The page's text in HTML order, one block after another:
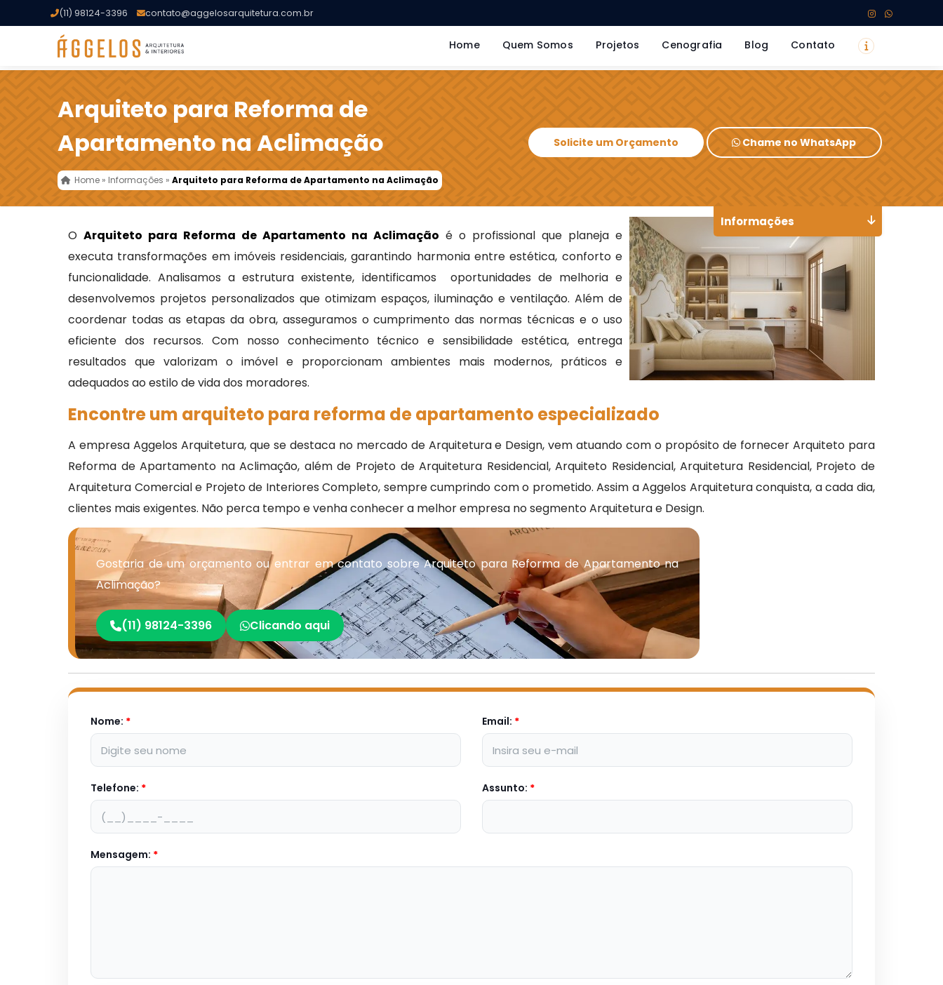
(11) 98124-3396 contato@aggelosarquitetura.com.br
Home Quem Somos Projetos Cenografia Blog Contato
Arquiteto para Reforma de
Apartamento na Aclimação
Home » Informações »Arquiteto para Reforma de Apartamento na Aclimação
Solicite um Orçamento Chame no WhatsApp
OArquiteto para Reforma de Apartamento na Aclimação é o profissional que planeja e
executa transformações em imóveis residenciais, garantindo harmonia entre estética, conforto e
funcionalidade. Analisamos a estrutura existente, identificamos oportunidades de melhoria e
desenvolvemos projetos personalizados que otimizam espaços, iluminação e ventilação. Além de
coordenar todas as etapas da obra, asseguramos o cumprimento das normas técnicas e o uso
eficiente dos recursos. Com nosso conhecimento técnico e sensibilidade estética, entrega
resultados que valorizam o imóvel e proporcionam ambientes mais modernos, práticos e
adequados ao estilo de vida dos moradores.
Encontre um arquiteto para reforma de apartamento especializado
A empresa Aggelos Arquitetura, que se destaca no mercado de Arquitetura e Design, vem atuando com o propósito de fornecer Arquiteto para
Reforma de Apartamento na Aclimação, além de Projeto de Arquitetura Residencial, Arquiteto Residencial, Arquitetura Residencial, Projeto de
Arquitetura Comercial e Projeto de Interiores Completo, sempre cumprindo com o prometido. Assim a Aggelos Arquitetura conquista, a cada dia,
clientes mais exigentes. Não perca tempo e venha conhecer a melhor empresa no segmento Arquitetura e Design.
Gostaria de um orçamento ou entrar em contato sobre Arquiteto para Reforma de Apartamento na
Aclimação?
(11) 98124-3396 Clicando aqui
Nome: * Email: *
Telefone: * Assunto: *
Mensagem: *
Informações